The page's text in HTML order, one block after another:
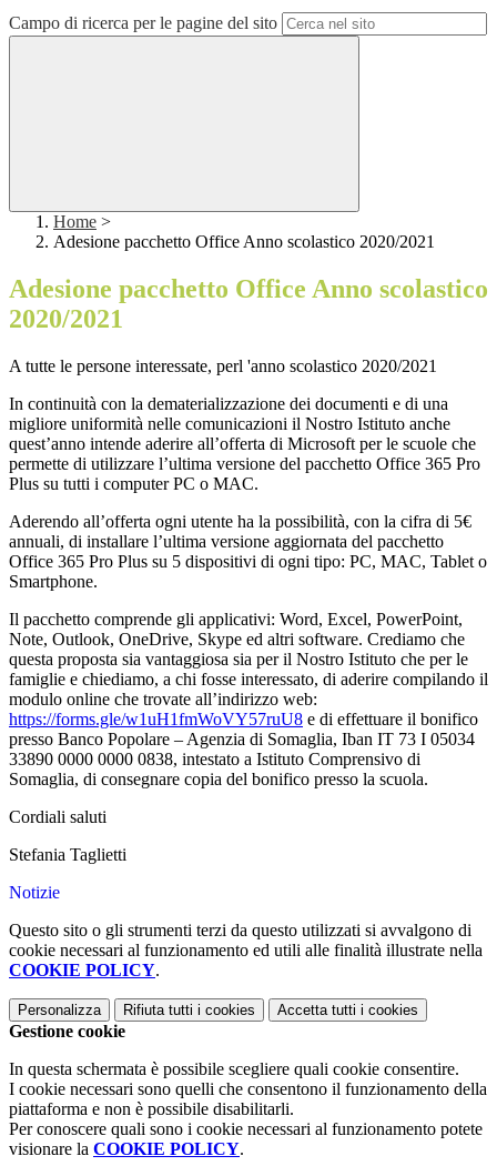
Campo di ricerca per le pagine del sito
Home >
Adesione pacchetto Office Anno scolastico 2020/2021
Adesione pacchetto Office Anno scolastico
2020/2021
A tutte le persone interessate, perl 'anno scolastico 2020/2021
In continuità con la dematerializzazione dei documenti e di una
migliore uniformità nelle comunicazioni il Nostro Istituto anche
quest’anno intende aderire all’offerta di Microsoft per le scuole che
permette di utilizzare l’ultima versione del pacchetto Office 365 Pro
Plus su tutti i computer PC o MAC.
Aderendo all’offerta ogni utente ha la possibilità, con la cifra di 5€
annuali, di installare l’ultima versione aggiornata del pacchetto
Office 365 Pro Plus su 5 dispositivi di ogni tipo: PC, MAC, Tablet o
Smartphone.
Il pacchetto comprende gli applicativi: Word, Excel, PowerPoint,
Note, Outlook, OneDrive, Skype ed altri software. Crediamo che
questa proposta sia vantaggiosa sia per il Nostro Istituto che per le
famiglie e chiediamo, a chi fosse interessato, di aderire compilando il
modulo online che trovate all’indirizzo web:
https://forms.gle/w1uH1fmWoVY57ruU8 e di effettuare il bonifico
presso Banco Popolare – Agenzia di Somaglia, Iban IT 73 I 05034
33890 0000 0000 0838, intestato a Istituto Comprensivo di
Somaglia, di consegnare copia del bonifico presso la scuola.
Cordiali saluti
Stefania Taglietti
Notizie
Questo sito o gli strumenti terzi da questo utilizzati si avvalgono di
cookie necessari al funzionamento ed utili alle finalità illustrate nella
COOKIE POLICY.
Personalizza Rifiuta tutti i cookies Accetta tutti i cookies
Gestione cookie
In questa schermata è possibile scegliere quali cookie consentire.
I cookie necessari sono quelli che consentono il funzionamento della
piattaforma e non è possibile disabilitarli.
Per conoscere quali sono i cookie necessari al funzionamento potete
visionare la COOKIE POLICY.